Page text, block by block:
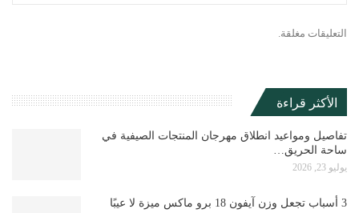
التعليقات مغلقة.
الأكثر قراءة
تفاصيل ومواعيد انطلاق مهرجان المنتجات الصيفية في
ساحة الحريق…
يوليو 23, 2026
3 أسباب تجعل وزن آيفون 18 برو ماكس ميزة لا عيبًا